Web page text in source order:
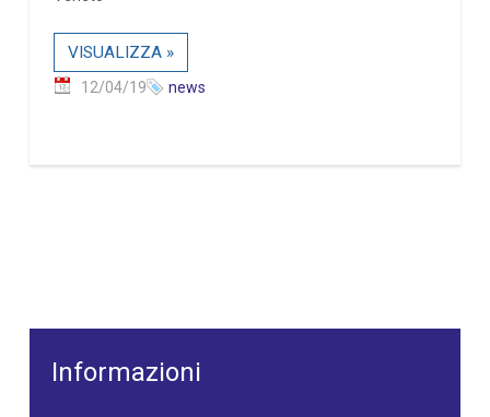
VISUALIZZA »
12/04/19 news
Informazioni